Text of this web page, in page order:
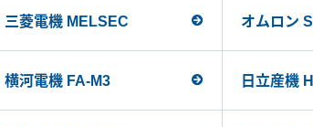
三菱電機 MELSEC オムロン
横河電機 FA-M3 日立産機